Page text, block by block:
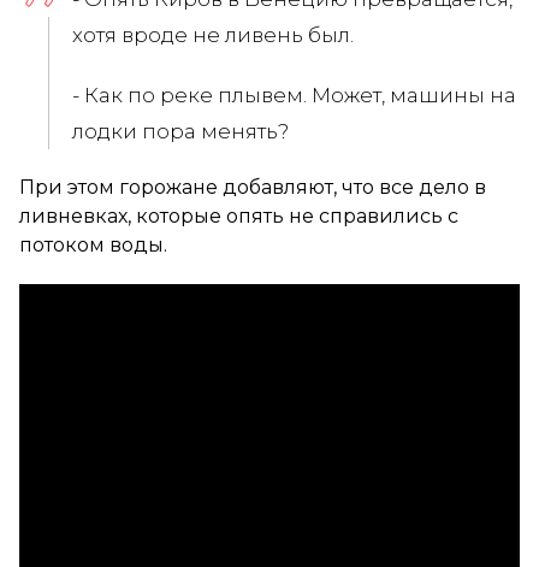
хотя вроде не ливень был.
- Как по реке плывем. Может, машины на
лодки пора менять?
При этом горожане добавляют, что все дело в
ливневках, которые опять не справились с
потоком воды.